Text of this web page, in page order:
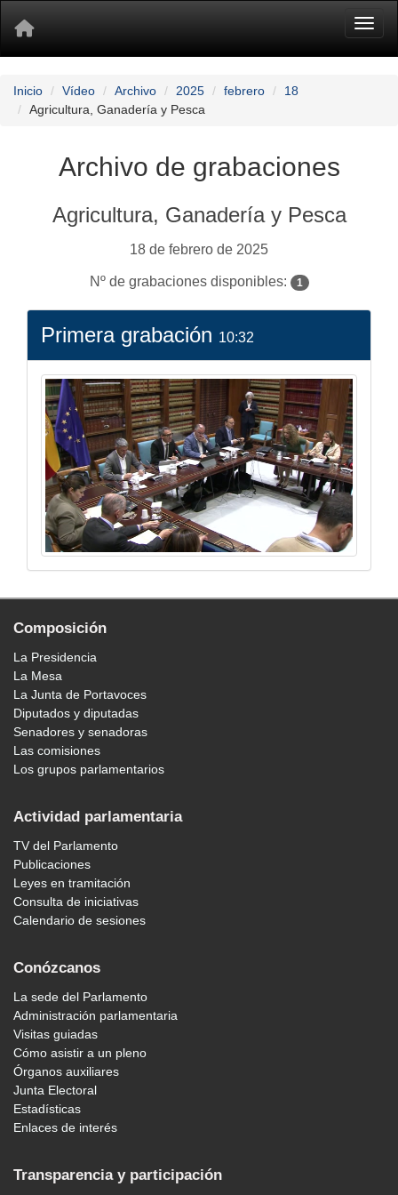
Inicio Vídeo Archivo 2025 febrero
18
Agricultura, Ganadería y Pesca
Archivo de grabaciones
Agricultura, Ganadería y Pesca
18 de febrero de 2025
Nº de grabaciones disponibles: 1
Primera grabación 10:32
Composición
La Presidencia
La Mesa
La Junta de Portavoces
Diputados y diputadas
Senadores y senadoras
Las comisiones
Los grupos parlamentarios
Actividad parlamentaria
TV del Parlamento
Publicaciones
Leyes en tramitación
Consulta de iniciativas
Calendario de sesiones
Conózcanos
La sede del Parlamento
Administración parlamentaria
Visitas guiadas
Cómo asistir a un pleno
Órganos auxiliares
Junta Electoral
Estadísticas
Enlaces de interés
Transparencia y participación